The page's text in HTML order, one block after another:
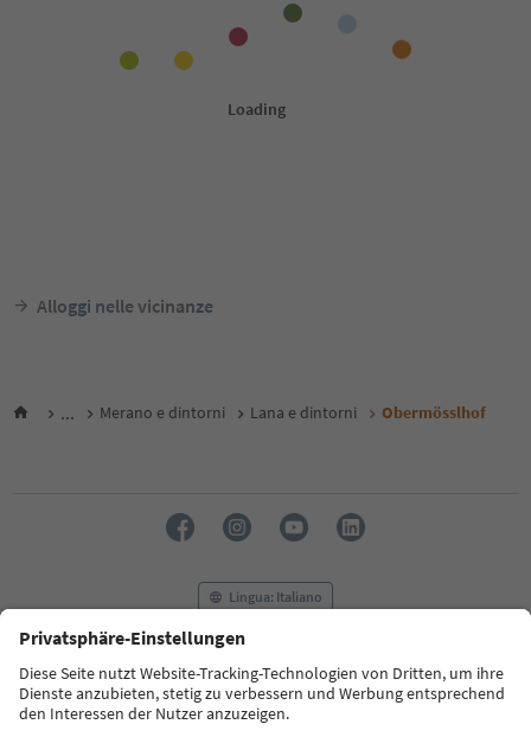
Alloggi nelle vicinanze
... Merano e dintorni Lana e dintorni Obermösslhof
Lingua: Italiano
FAQ Contatti Press MICE
Privacy Policy
Termini e condizioni
Crediti
Cookie Policy